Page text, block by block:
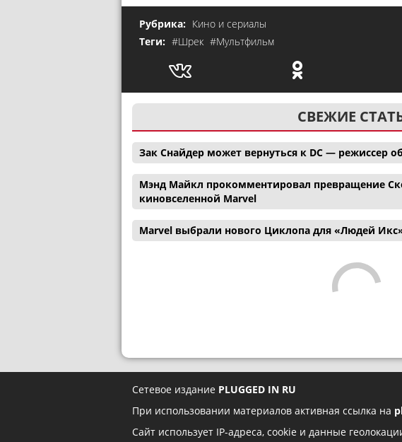
Рубрика: Кино и сериалы
Теги: #Шрек #Мультфильм
СВЕЖИЕ
Зак Снайдер может вернуться к DC — режиссер
Мэнд Майкл прокомментировал превращение
киновселенной Marvel
Marvel выбрали нового Циклопа для «Людей
Сетевое издание PLUGGED IN RU
При использовании материалов активная ссылка на
Сайт использует IP-адреса, cookie и данные